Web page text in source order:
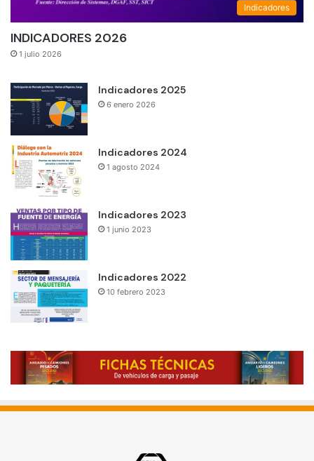
Indicadores
INDICADORES 2026
1 julio 2026
Indicadores 2025
6 enero 2026
Indicadores 2024
1 agosto 2024
Indicadores 2023
1 junio 2023
Indicadores 2022
10 febrero 2023